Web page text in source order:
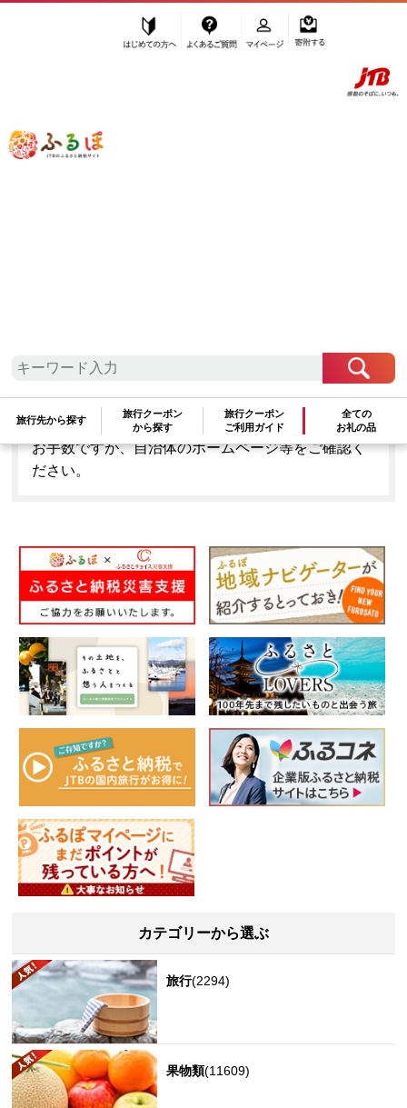
ふるぽ JTBのふるさと納税サイト
旅行先から探す
旅行クーポン
から探す
旅行クーポン
ご利用ガイド
全ての
お礼の品
「埼玉県蕨市」はふるぽからお申込みをすることは
できません。
お手数ですが、自治体のホームページ等をご確認く
ださい。
カテゴリーから選ぶ
旅行(2294)
果物類(11609)